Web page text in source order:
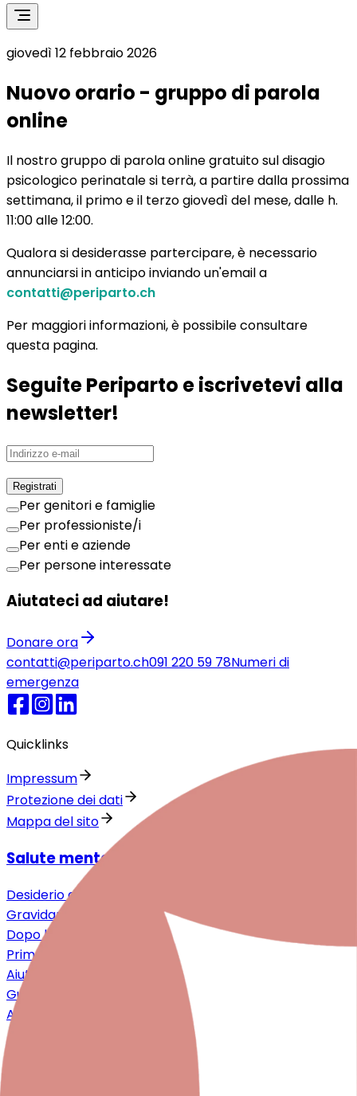
giovedì 12 febbraio 2026
Nuovo orario - gruppo di parola
online
Il nostro gruppo di parola online gratuito sul disagio
psicologico perinatale si terrà, a partire dalla prossima
settimana, il primo e il terzo giovedì del mese, dalle h.
11:00 alle 12:00.
Qualora si desiderasse partercipare, è necessario
annunciarsi in anticipo inviando un'email a
contatti@periparto.ch
Per maggiori informazioni, è possibile consultare
questa pagina.
Seguite Periparto e iscrivetevi alla
newsletter!
Registrati
Per genitori e famiglie
Per professioniste/i
Per enti e aziende
Per persone interessate
Aiutateci ad aiutare!
Donare ora
contatti@periparto.ch091 220 59 78Numeri di
emergenza
Quicklinks
Impressum
Protezione dei dati
Mappa del sito
Salute mentale intorno alla nascita
Desiderio di un bebè
Gravidanza
Dopo la nascita
Prima infanzia
Aiuto per i familiari
Guida ai trattamenti
A dialogo